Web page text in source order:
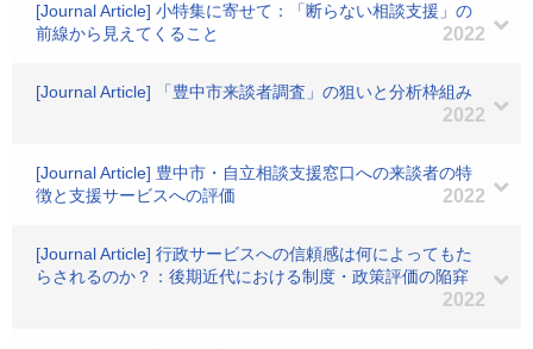
[Journal Article] 小特集に寄せて：「断らない相談支援」の
前線から見えてくること
2022
[Journal Article] 「豊中市来談者調査」の狙いと分析枠組み
2022
[Journal Article] 豊中市・自立相談支援窓口への来談者の特
徴と支援サービスへの評価
2022
[Journal Article] 行政サービスへの信頼感は何によってもた
らされるのか？：後期近代における制度・政策評価の陥穽
2022